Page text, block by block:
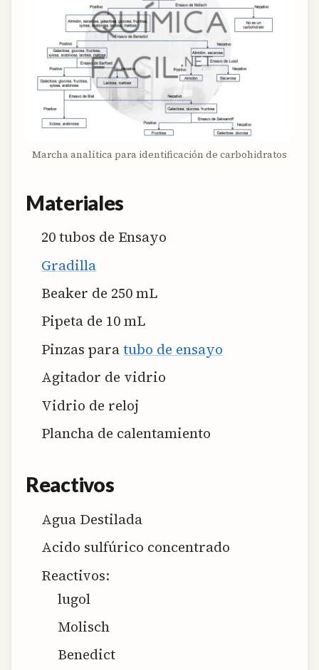
Marcha analítica para identificación de carbohidratos
Materiales
20 tubos de Ensayo
Gradilla
Beaker de 250 mL
Pipeta de 10 mL
Pinzas paratubo de ensayo
Agitador de vidrio
Vidrio de reloj
Plancha de calentamiento
Reactivos
Agua Destilada
Acido sulfúrico concentrado
Reactivos:
lugol
Molisch
Benedict